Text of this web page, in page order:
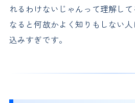
れるわけないじゃんって理解し
なると何故かよく知りもしない
込みすぎです。